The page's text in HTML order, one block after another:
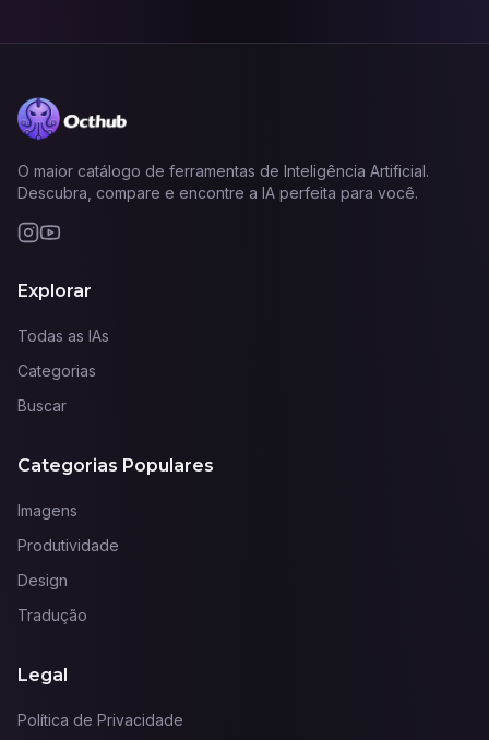
O maior catálogo de ferramentas de Inteligência Artificial.
Descubra, compare e encontre a IA perfeita para você.
Explorar
Todas as IAs
Categorias
Buscar
Categorias Populares
Imagens
Produtividade
Design
Tradução
Legal
Política de Privacidade